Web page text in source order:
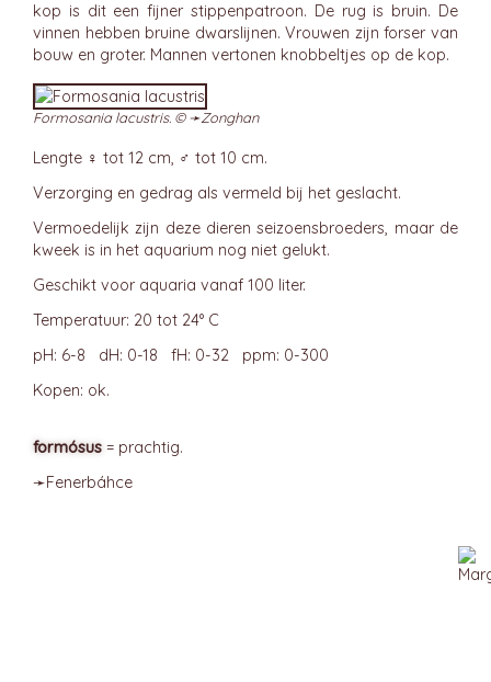
kop is dit een fijner stippenpatroon. De rug is bruin. De
vinnen hebben bruine dwarslijnen. Vrouwen zijn forser van
bouw en groter. Mannen vertonen knobbeltjes op de kop.
Formosania lacustris. © ➛Zonghan
Lengte ♀ tot 12 cm, ♂ tot 10 cm.
Verzorging en gedrag als vermeld bij het geslacht.
Vermoedelijk zijn deze dieren seizoensbroeders, maar de
kweek is in het aquarium nog niet gelukt.
Geschikt voor aquaria vanaf 100 liter.
Temperatuur: 20 tot 24° C
pH: 6-8 dH: 0-18 fH: 0-32 ppm: 0-300
Kopen: ok.
formósus = prachtig.
➛Fenerbáhce